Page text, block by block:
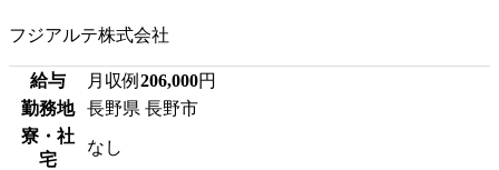
フジアルテ株式会社
給与 月収例 206,000円
勤務地
長野県 長野市
寮・社
宅
なし